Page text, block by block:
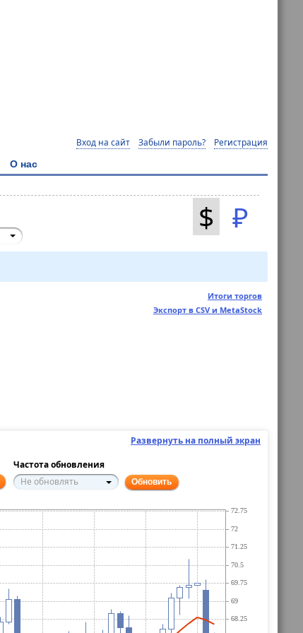
Вход на сайт Забыли пароль? Регистрация
О нас
$ ₽
Итоги торгов
Экспорт в CSV и MetaStock
Развернуть на полный экран
Частота обновления
Не обновлять Обновить